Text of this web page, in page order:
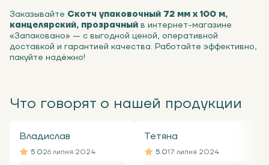
Заказывайте Скотч упаковочный 72 мм x 100 м,
канцелярский, прозрачный в интернет-магазине
«Запаковано» — с выгодной ценой, оперативной
доставкой и гарантией качества. Работайте эффективно,
пакуйте надёжно!
Что говорят о нашей продукции
Владислав
5.026 липня 2024
Тетяна
5.017 липня 2024